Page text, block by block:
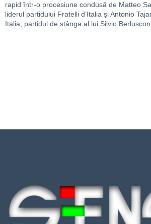
rapid într-o procesiune condusă de Matteo
liderul partidului Fratelli d’Italia și Antonio
Italia, partidul de stânga al lui Silvio